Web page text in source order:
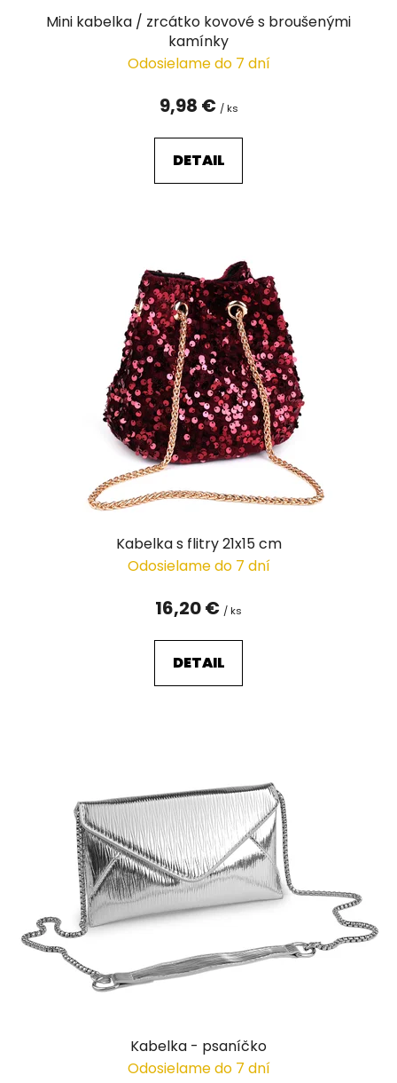
Mini kabelka / zrcátko kovové s broušenými
kamínky
Odosielame do 7 dní
9,98 € / ks
DETAIL
Kabelka s flitry 21x15 cm
Odosielame do 7 dní
16,20 € / ks
DETAIL
Kabelka - psaníčko
Odosielame do 7 dní